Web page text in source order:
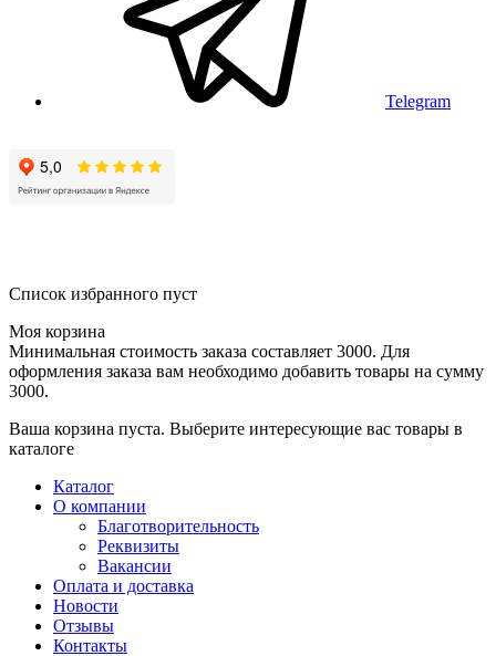
Telegram
Список избранного пуст
Моя корзина
Минимальная стоимость заказа составляет 3000. Для
оформления заказа вам необходимо добавить товары на сумму
3000.
Ваша корзина пуста. Выберите интересующие вас товары в
каталоге
Каталог
О компании
Благотворительность
Реквизиты
Вакансии
Оплата и доставка
Новости
Отзывы
Контакты